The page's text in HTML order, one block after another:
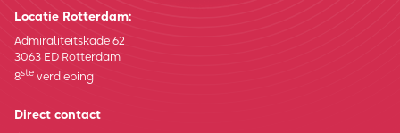
Locatie Rotterdam:
Admiraliteitskade 62
3063 ED Rotterdam
8ste verdieping
Direct contact